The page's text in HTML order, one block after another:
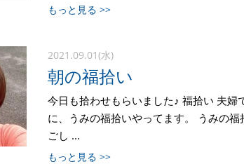
もっと見る >>
2021.09.01(水)
朝の福拾い
今日も拾わせもらいました♪ 福拾い 夫
に、うみの福拾いやってます。 うみの
ごし ...
もっと見る >>